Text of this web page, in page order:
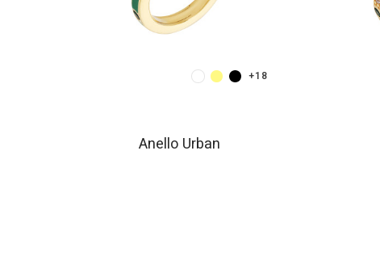
Anello Urban
+18